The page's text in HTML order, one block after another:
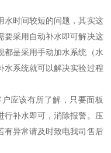
水时间较短的问题，其实这
要采用自动补水即可解决这
都是采用手动加水系统（水
水系统就可以解决实验过程
应该有所了解，只要面板
行补水即可，消除报警。压
有异常请及时致电我司售后